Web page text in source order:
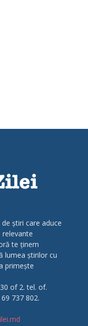
știri care aduce
relevante
te ținem
lumea știrilor cu
primește
of 2. tel. of.
737 802.